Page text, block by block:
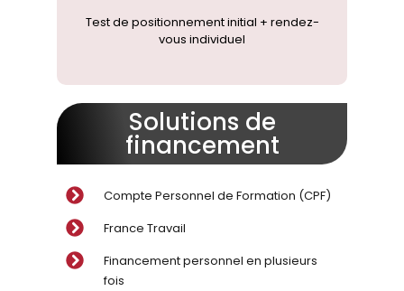
Test de positionnement initial + rendez-
vous individuel
Solutions de
financement
Compte Personnel de Formation (CPF)
France Travail
Financement personnel en plusieurs
fois